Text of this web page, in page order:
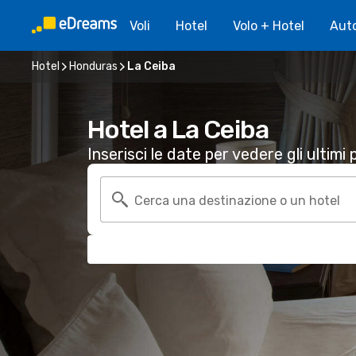
Voli Hotel Volo + Hotel
Hotel Honduras La Ceiba
Hotel a La Ceiba
Inserisci le date per vedere gli ultimi
Cerca una destinazione o un hotel